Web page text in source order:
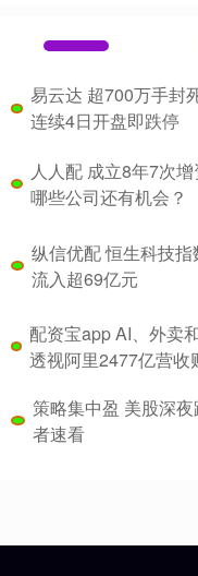
易云达 超700万手封
连续4日开盘即跌停
人人配 成立8年7次增
哪些公司还有机会？
纵信优配 恒生科技指
流入超69亿元
配资宝app AI、外卖
透视阿里2477亿营收
策略集中盈 美股深
者速看